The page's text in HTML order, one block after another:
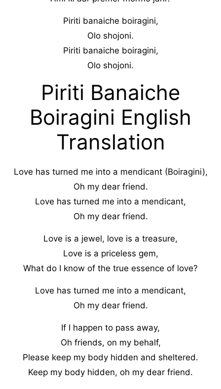
Piriti banaiche boiragini,
Olo shojoni.
Piriti banaiche boiragini,
Olo shojoni.
Piriti Banaiche
Boiragini English
Translation
Love has turned me into a mendicant (Boiragini),
Oh my dear friend.
Love has turned me into a mendicant,
Oh my dear friend.
Love is a jewel, love is a treasure,
Love is a priceless gem,
What do I know of the true essence of love?
Love has turned me into a mendicant,
Oh my dear friend.
If I happen to pass away,
Oh friends, on my behalf,
Please keep my body hidden and sheltered.
Keep my body hidden, oh my dear friend.